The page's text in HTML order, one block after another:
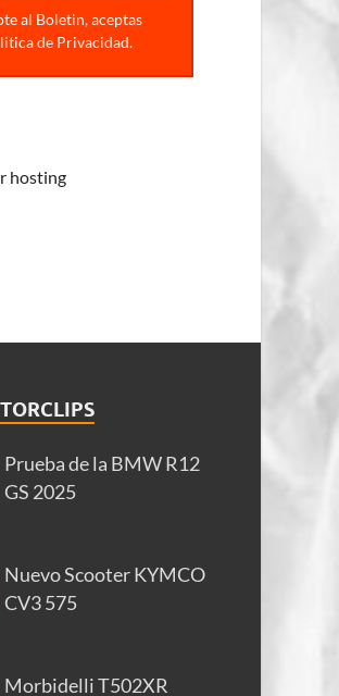
al Boletin, aceptas
de Privacidad.
Prueba de la BMW R12
GS 2025
Nuevo Scooter KYMCO
CV3 575
Morbidelli T502XR